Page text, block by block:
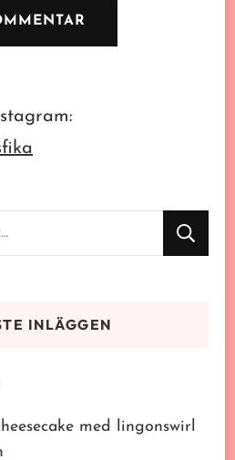
INLÄGGEN
med lingonswirl